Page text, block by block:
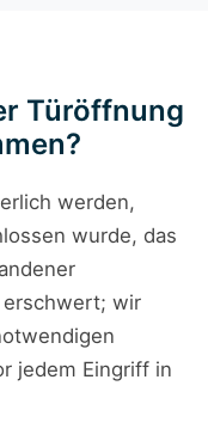
Türöffnung
werden,
wurde, das
erschwert; wir
jedem Eingriff in